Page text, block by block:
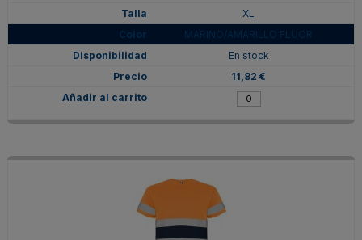
XL
MARINO/AMARILLO FLUOR
En stock
11,82 €